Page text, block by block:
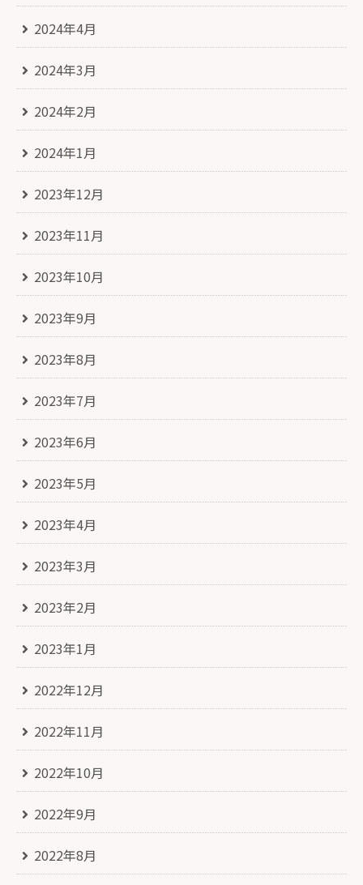
2024年4月
2024年3月
2024年2月
2024年1月
2023年12月
2023年11月
2023年10月
2023年9月
2023年8月
2023年7月
2023年6月
2023年5月
2023年4月
2023年3月
2023年2月
2023年1月
2022年12月
2022年11月
2022年10月
2022年9月
2022年8月